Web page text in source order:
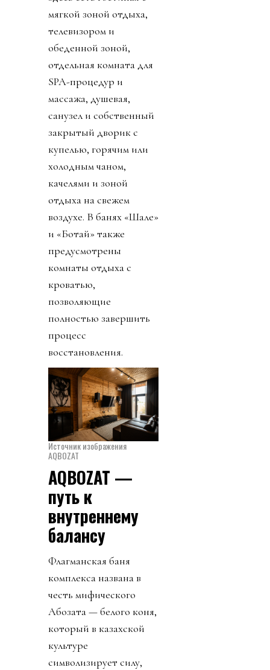
мягкой зоной отдыха,
телевизором и
обеденной зоной,
отдельная комната для
SPA-процедур и
массажа, душевая,
санузел и собственный
закрытый дворик с
купелью, горячим или
холодным чаном,
качелями и зоной
отдыха на свежем
воздухе. В банях «Шале»
и «Ботай» также
предусмотрены
комнаты отдыха с
кроватью,
позволяющие
полностью завершить
процесс
восстановления.
Источник изображения
AQBOZAT
AQBOZAT —
путь к
внутреннему
балансу
Флагманская баня
комплекса названа в
честь мифического
Ақбозата — белого коня,
который в казахской
культуре
символизирует силу,